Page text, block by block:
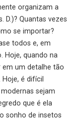
organizam a
D.)? Quantas vezes
se importar?
todos e, em
Hoje, quando na
em um detalhe tão
é difícil
sejam
que é ela
sonho de insetos